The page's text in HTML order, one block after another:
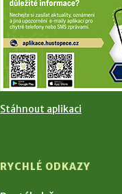
Stáhnout aplikaci
RYCHLÉ ODKAZY